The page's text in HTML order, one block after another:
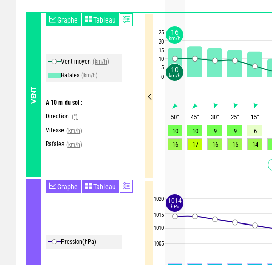
VENT
Graphe Tableau
Vent moyen (km/h)
Rafales (km/h)
A 10 m du sol :
Direction (°)
Vitesse (km/h)
Rafales (km/h)
Graphe Tableau
Pression(hPa)
25
20
15
10
5
0
1020
1015
1010
1005
50° 45° 30° 25° 15°
10
10 9 9 6
16
17 16 15 14
10
km/h
16
km/h
1014
hPa